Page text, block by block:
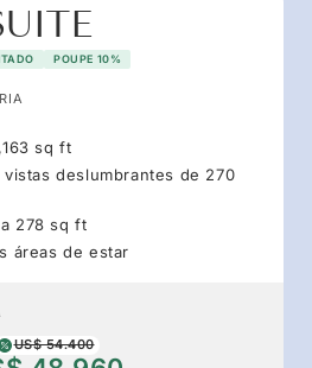
POUPE 10%
sq ft
deslumbrantes de 270
278 sq ft
áreas de estar
US$ 54.400